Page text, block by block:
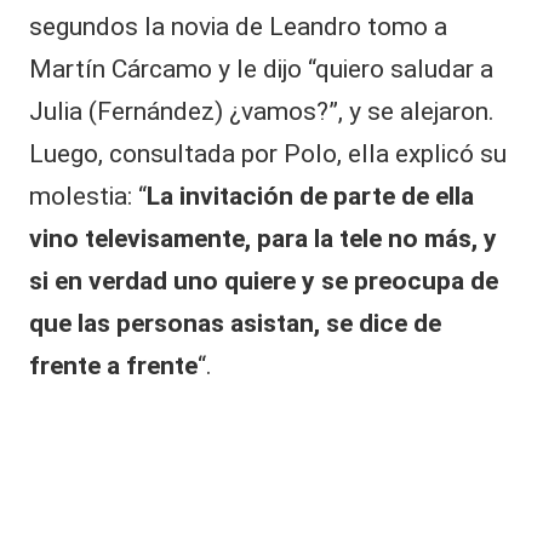
segundos la novia de Leandro tomo a
Martín Cárcamo y le dijo “quiero saludar a
Julia (Fernández) ¿vamos?”, y se alejaron.
Luego, consultada por Polo, ella explicó su
molestia: “La invitación de parte de ella
vino televisamente, para la tele no más, y
si en verdad uno quiere y se preocupa de
que las personas asistan, se dice de
frente a frente“.